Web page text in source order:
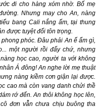
đi cho hàng xóm nhờ. Bố mẹ
Nhưng may cho An, nàng
bang Cali nắng ấm, tại thung
được tuyệt đối tôn trọng.
phóc. Đâu phải An ế ẩm gì,
một người rồi đấy chứ, nhưng
học cao, người ta với không
Á đông! An nghe lời mẹ thuật
nàng kiềm cơn giận lại được.
cao mà còn vang danh chửi thề
rớ đến. An thôi không học lên,
đơn vẫn chưa chịu buông tha